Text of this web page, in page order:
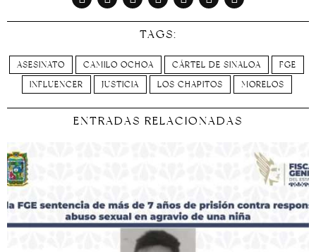
TAGS:
ASESINATO CAMILO OCHOA CÁRTEL DE SINALOA
FGE
INFLUENCER
JUSTICIA LOS CHAPITOS MORELOS
ENTRADAS RELACIONADAS